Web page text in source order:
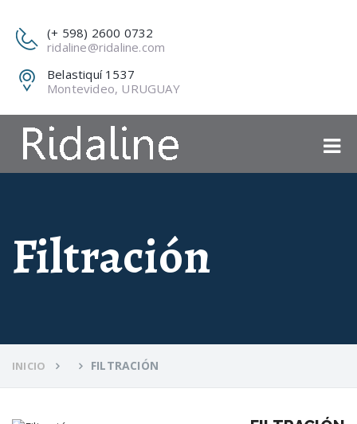
(+ 598) 2600 0732
ridaline@ridaline.com
Belastiquí 1537
Montevideo, URUGUAY
Filtración
INICIO FILTRACIÓN